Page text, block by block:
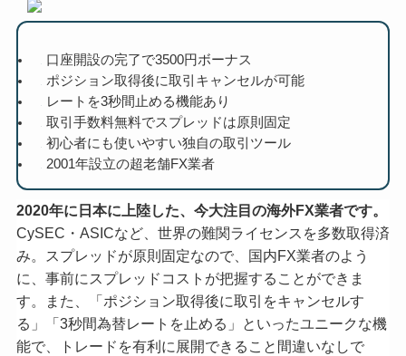
口座開設の完了で3500円ボーナス
ポジション取得後に取引キャンセルが可能
レートを3秒間止める機能あり
取引手数料無料でスプレッドは原則固定
初心者にも使いやすい独自の取引ツール
2001年設立の超老舗FX業者
2020年に日本に上陸した、今大注目の海外FX業者です。
CySEC・ASICなど、世界の難関ライセンスを多数取得済
み。スプレッドが原則固定なので、国内FX業者のよう
に、事前にスプレッドコストが把握することができま
す。また、「ポジション取得後に取引をキャンセルす
る」「3秒間為替レートを止める」といったユニークな機
能で、トレードを有利に展開できること間違いなしで